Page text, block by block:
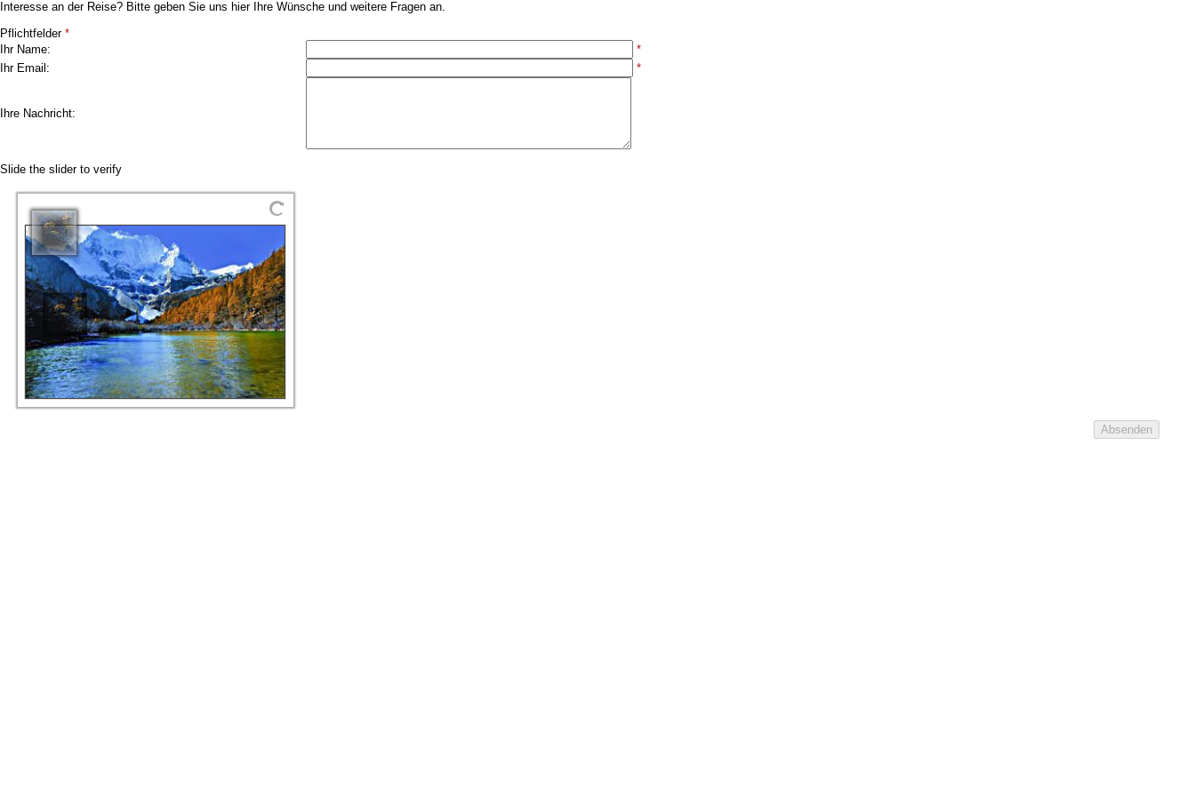
Interesse an der Reise? Bitte geben Sie uns hier Ihre Wünsche und weitere Fragen an.
Pflichtfelder *
Ihr Name:
*
Ihr Email:
*
Ihre Nachricht:
Slide the slider to verify